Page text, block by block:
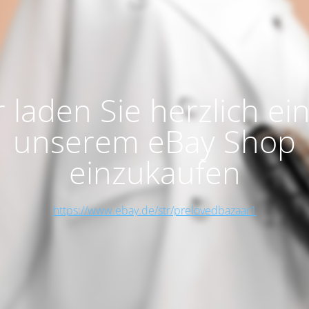
laden Sie herzlich
unserem eBay Shop
einzukaufen
https://www.ebay.de/str/prelovedbazaar1